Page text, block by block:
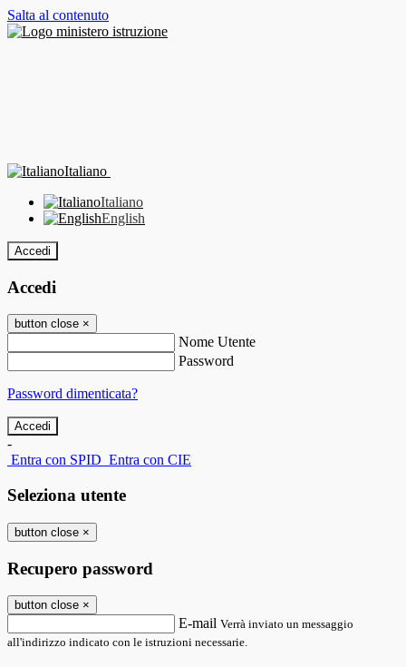
Salta al contenuto
Italiano
Italiano
English
Accedi
Accedi
button close ×
Nome Utente
Password
Password dimenticata?
-
Entra con SPID Entra con CIE
Seleziona utente
button close ×
Recupero password
button close ×
E-mail Verrà inviato un messaggio
all'indirizzo indicato con le istruzioni necessarie.